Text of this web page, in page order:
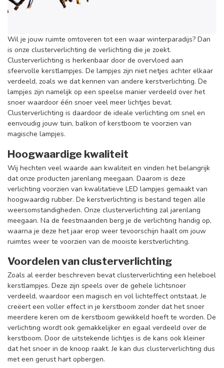
Wil je jouw ruimte omtoveren tot een waar winterparadijs? Dan
is onze clusterverlichting de verlichting die je zoekt.
Clusterverlichting is herkenbaar door de overvloed aan
sfeervolle kerstlampjes. De lampjes zijn niet netjes achter elkaar
verdeeld, zoals we dat kennen van andere kerstverlichting. De
lampjes zijn namelijk op een speelse manier verdeeld over het
snoer waardoor één snoer veel meer lichtjes bevat.
Clusterverlichting is daardoor de ideale verlichting om snel en
eenvoudig jouw tuin, balkon of kerstboom te voorzien van
magische lampjes.
Hoogwaardige kwaliteit
Wij hechten veel waarde aan kwaliteit en vinden het belangrijk
dat onze producten jarenlang meegaan. Daarom is deze
verlichting voorzien van kwalitatieve LED lampjes gemaakt van
hoogwaardig rubber. De kerstverlichting is bestand tegen alle
weersomstandigheden. Onze clusterverlichting zal jarenlang
meegaan. Na de feestmaanden berg je de verlichting handig op,
waarna je deze het jaar erop weer tevoorschijn haalt om jouw
ruimtes weer te voorzien van de mooiste kerstverlichting.
Voordelen van clusterverlichting
Zoals al eerder beschreven bevat clusterverlichting een heleboel
kerstlampjes. Deze zijn speels over de gehele lichtsnoer
verdeeld, waardoor een magisch en vol lichteffect ontstaat. Je
creëert een voller effect in je kerstboom zonder dat het snoer
meerdere keren om de kerstboom gewikkeld hoeft te worden. De
verlichting wordt ook gemakkelijker en egaal verdeeld over de
kerstboom. Door de uitstekende lichtjes is de kans ook kleiner
dat het snoer in de knoop raakt. Je kan dus clusterverlichting dus
met een gerust hart opbergen.